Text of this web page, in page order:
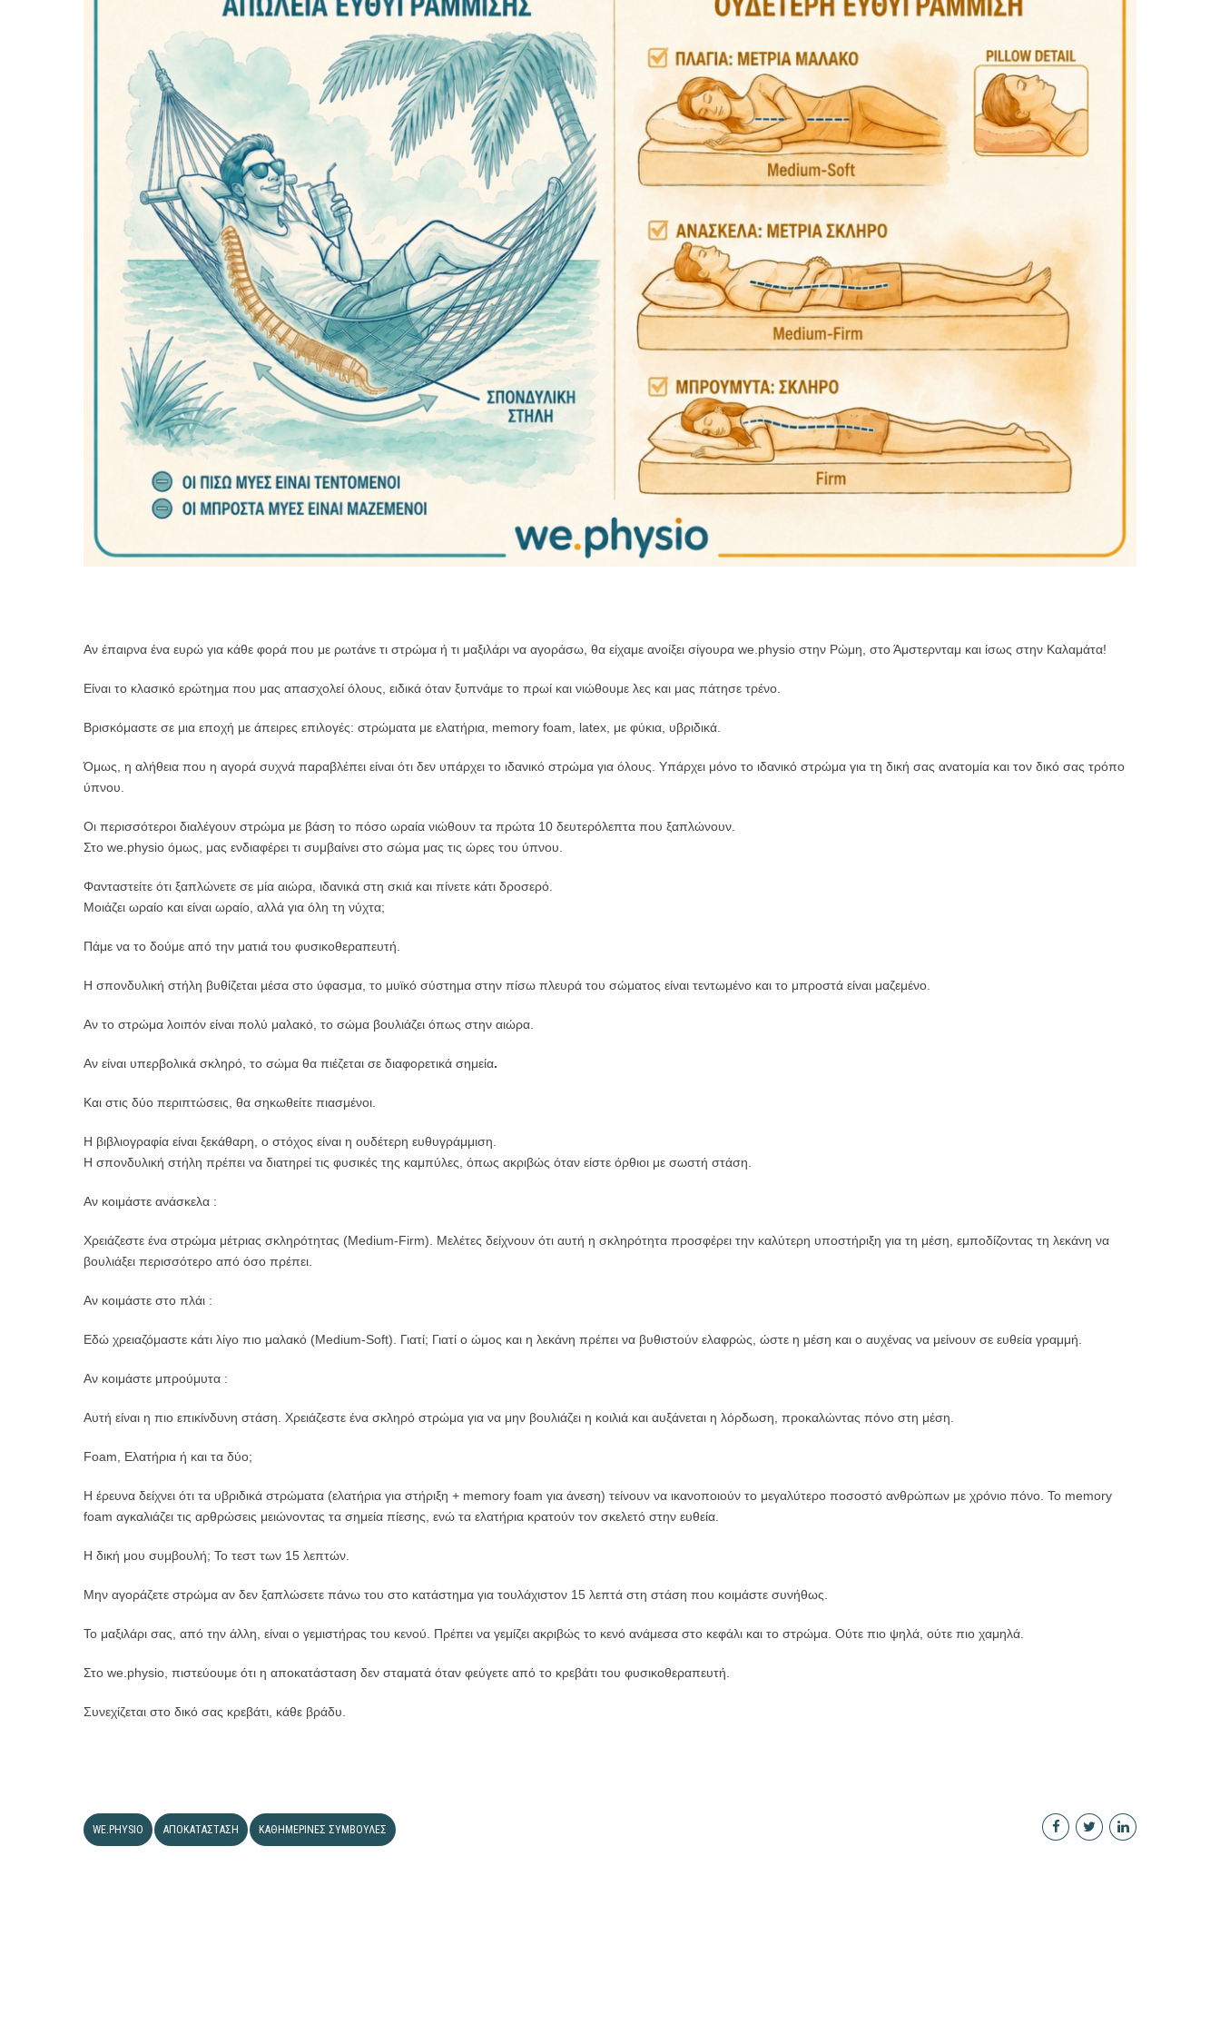
Αν έπαιρνα ένα ευρώ για κάθε φορά που με ρωτάνε τι στρώμα ή τι μαξιλάρι να αγοράσω, θα είχαμε ανοίξει σίγουρα we.physio στην Ρώμη, στο Άμστερνταμ και ίσως στην Καλαμάτα!
Είναι το κλασικό ερώτημα που μας απασχολεί όλους, ειδικά όταν ξυπνάμε το πρωί και νιώθουμε λες και μας πάτησε τρένο.
​Βρισκόμαστε σε μια εποχή με άπειρες επιλογές: στρώματα με ελατήρια, memory foam, latex, με φύκια, υβριδικά.
Όμως, η αλήθεια που η αγορά συχνά παραβλέπει είναι ότι δεν υπάρχει το ιδανικό στρώμα για όλους. Υπάρχει μόνο το ιδανικό στρώμα για τη δική σας ανατομία και τον δικό σας τρόπο
ύπνου.
​Οι περισσότεροι διαλέγουν στρώμα με βάση το πόσο ωραία νιώθουν τα πρώτα 10 δευτερόλεπτα που ξαπλώνουν.
Στο we.physio όμως, μας ενδιαφέρει τι συμβαίνει στο σώμα μας τις ώρες του ύπνου.
​Φανταστείτε ότι ξαπλώνετε σε μία αιώρα, ιδανικά στη σκιά και πίνετε κάτι δροσερό.
Μοιάζει ωραίο και είναι ωραίο, αλλά για όλη τη νύχτα;
Πάμε να το δούμε από την ματιά του φυσικοθεραπευτή.
Η σπονδυλική στήλη βυθίζεται μέσα στο ύφασμα, το μυϊκό σύστημα στην πίσω πλευρά του σώματος είναι τεντωμένο και το μπροστά είναι μαζεμένο.
Αν το στρώμα λοιπόν είναι πολύ μαλακό, το σώμα βουλιάζει όπως στην αιώρα.
Αν είναι υπερβολικά σκληρό, το σώμα θα πιέζεται σε διαφορετικά σημεία.
Και στις δύο περιπτώσεις, θα σηκωθείτε πιασμένοι.
​Η βιβλιογραφία είναι ξεκάθαρη, ο στόχος είναι η ουδέτερη ευθυγράμμιση.
Η σπονδυλική στήλη πρέπει να διατηρεί τις φυσικές της καμπύλες, όπως ακριβώς όταν είστε όρθιοι με σωστή στάση.
​Αν κοιμάστε ανάσκελα :
Χρειάζεστε ένα στρώμα μέτριας σκληρότητας (Medium-Firm). Μελέτες δείχνουν ότι αυτή η σκληρότητα προσφέρει την καλύτερη υποστήριξη για τη μέση, εμποδίζοντας τη λεκάνη να
βουλιάξει περισσότερο από όσο πρέπει.
​Αν κοιμάστε στο πλάι :
Εδώ χρειαζόμαστε κάτι λίγο πιο μαλακό (Medium-Soft). Γιατί; Γιατί ο ώμος και η λεκάνη πρέπει να βυθιστούν ελαφρώς, ώστε η μέση και ο αυχένας να μείνουν σε ευθεία γραμμή.
​Αν κοιμάστε μπρούμυτα :
Αυτή είναι η πιο επικίνδυνη στάση. Χρειάζεστε ένα σκληρό στρώμα για να μην βουλιάζει η κοιλιά και αυξάνεται η λόρδωση, προκαλώντας πόνο στη μέση.
​Foam, Ελατήρια ή και τα δύο;
​Η έρευνα δείχνει ότι τα υβριδικά στρώματα (ελατήρια για στήριξη + memory foam για άνεση) τείνουν να ικανοποιούν το μεγαλύτερο ποσοστό ανθρώπων με χρόνιο πόνο. Το memory
foam αγκαλιάζει τις αρθρώσεις μειώνοντας τα σημεία πίεσης, ενώ τα ελατήρια κρατούν τον σκελετό στην ευθεία.
​Η δική μου συμβουλή; Το τεστ των 15 λεπτών.
​Μην αγοράζετε στρώμα αν δεν ξαπλώσετε πάνω του στο κατάστημα για τουλάχιστον 15 λεπτά στη στάση που κοιμάστε συνήθως.
​Το μαξιλάρι σας, από την άλλη, είναι ο γεμιστήρας του κενού. Πρέπει να γεμίζει ακριβώς το κενό ανάμεσα στο κεφάλι και το στρώμα. Ούτε πιο ψηλά, ούτε πιο χαμηλά.
​Στο we.physio, πιστεύουμε ότι η αποκατάσταση δεν σταματά όταν φεύγετε από το κρεβάτι του φυσικοθεραπευτή.
Συνεχίζεται στο δικό σας κρεβάτι, κάθε βράδυ.
WE.PHYSIO ΑΠΟΚΑΤΆΣΤΑΣΗ ΚΑΘΗΜΕΡΙΝΈΣ ΣΥΜΒΟΥΛΈΣ